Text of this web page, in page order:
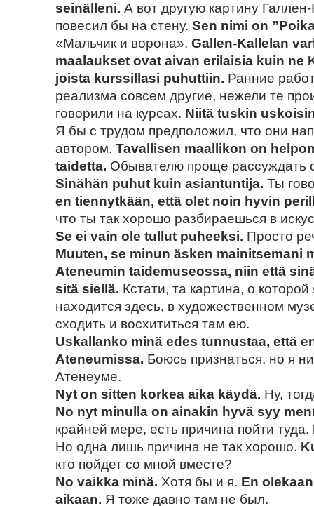
seinälleni. А вот другую картину
повесил бы на стену.Sen nimi on
«Мальчик и ворона».Gallen-Kallelan
maalaukset ovat aivan erilaisia kuin ne
joista kurssillasi puhuttiin. Ранние
реализма совсем другие, нежели те
говорили на курсах. Niitä tuskin
Я бы с трудом предположил, что они
автором.Tavallisen maallikon on
taidetta. Обывателю проще рассуждать
Sinähän puhut kuin asiantuntija. Ты
en tiennytkään, että olet noin hyvin
что ты так хорошо разбираешься в
Se ei vain ole tullut puheeksi. Просто
Muuten, se minun äsken mainitsemani
Ateneumin taidemuseossa, niin että
sitä siellä. Кстати, та картина, о
находится здесь, в художественном
сходить и восхититься там ею.
Uskallanko minä edes tunnustaa, että
Ateneumissa. Боюсь признаться, но я
Атенеуме.
Nyt on sitten korkea aika käydä. Ну,
No nyt minulla on ainakin hyvä syy
крайней мере, есть причина пойти туда.
Но одна лишь причина не так хорошо.
кто пойдет со мной вместе?
No vaikka minä. Хотя бы и я. En
aikaan. Я тоже давно там не был.